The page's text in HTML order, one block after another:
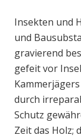
Insekten und
und
gravierend
gefeit vor
durch
Schutz
Zeit das Holz;